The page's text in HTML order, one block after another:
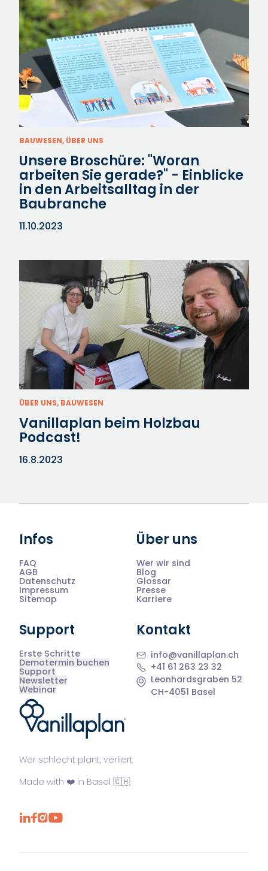
BAUWESEN, ÜBER UNS
Unsere Broschüre: "Woran
arbeiten Sie gerade?" - Einblicke
in den Arbeitsalltag in der
Baubranche
11.10.2023
ÜBER UNS, BAUWESEN
Vanillaplan beim Holzbau
Podcast!
16.8.2023
®
Wer schlecht plant, verliert
Made with ❤️ in Basel 🇨🇭
Infos
FAQ
AGB
Datenschutz
Impressum
Sitemap
Über uns
Wer wir sind
Blog
Glossar
Presse
Karriere
Support
Erste Schritte
Demotermin buchen
Support
Newsletter
Webinar
Kontakt
info@vanillaplan.ch
+41 61 263 23 32
Leonhardsgraben 52
CH-4051 Basel